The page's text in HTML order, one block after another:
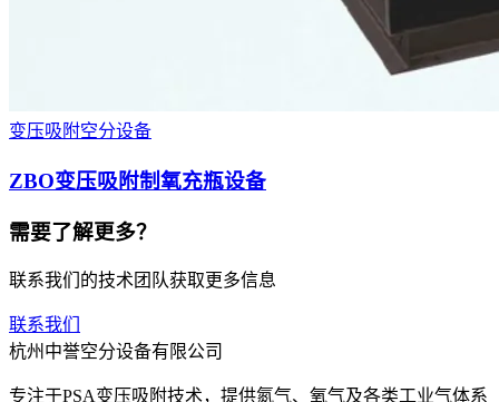
变压吸附空分设备
ZBO变压吸附制氧充瓶设备
需要了解更多？
联系我们的技术团队获取更多信息
联系我们
杭州中誉空分设备有限公司
专注于PSA变压吸附技术，提供氮气、氧气及各类工业气体系